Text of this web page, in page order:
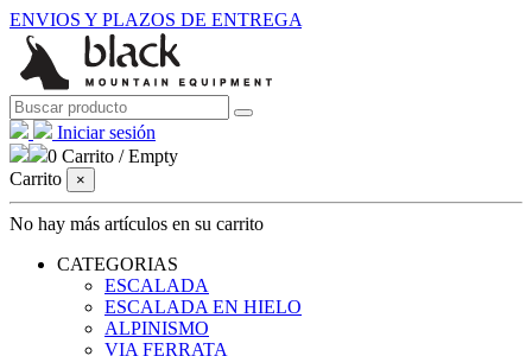
ENVIOS Y PLAZOS DE ENTREGA
Iniciar sesión
0 Carrito /Empty
Carrito
×
No hay más artículos en su carrito
CATEGORIAS
ESCALADA
ESCALADA EN HIELO
ALPINISMO
VIA FERRATA